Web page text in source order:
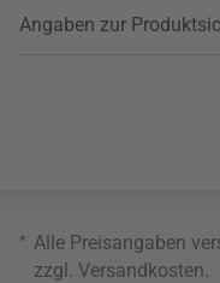
Angaben zur
* Alle Preisangaben
zzgl. Versandkosten.